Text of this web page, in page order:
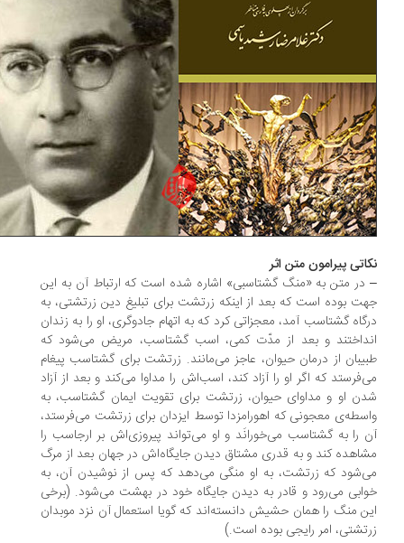
پیرامون متن اثر
متن به «منگ گشتاسبی» اشاره شده است که ارتباط آن به این
بوده است که بعد از اینکه زرتشت برای تبلیغ دین‌ زرتشتی، به
گشتاسب آمد، معجزاتی کرد که به اتهام جادوگری، او را به زندان
و بعد از مدّت کمی، اسب گشتاسب، مریض می‌شود که
از درمان حیوان، عاجز می‌مانند. زرتشت برای گشتاسب پیغام
که اگر او را آزاد کند، اسب‌اش را مداوا می‌کند و بعد از آزاد
او و مداوای حیوان، زرتشت برای تقویت ایمان گشتاسب، به
معجونی که اهورامزدا توسط ایزدان برای زرتشت می‌فرستد،
را به گشتاسب می‌خورانَد و او می‌تواند پیروزی‌اش بر ارجاسب را
کند و به قدری مشتاق دیدن جایگاه‌اش در جهان بعد از مرگ
که زرتشت، به او منگی می‌دهد که پس از نوشیدن آن، به
می‌رود و قادر به دیدن جایگاه خود در بهشت می‌شود. (برخی
منگ را همان حشیش دانسته‌اند که گویا استعمال آن نزد موبدان
امر رایجی بوده است.)